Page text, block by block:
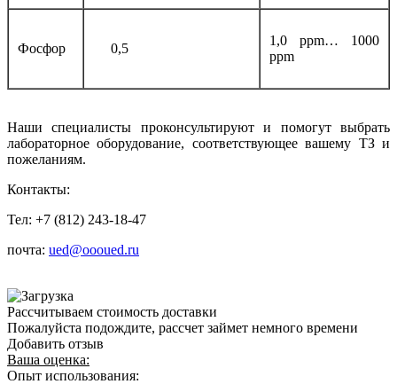
Фосфор 0,5
1,0 ppm… 1000
ppm
Наши специалисты проконсультируют и помогут выбрать
лабораторное оборудование, соответствующее вашему ТЗ и
пожеланиям.
Контакты:
Тел: +7 (812) 243-18-47
почта: ued@oooued.ru
Рассчитываем стоимость доставки
Пожалуйста подождите, рассчет займет немного времени
Добавить отзыв
Ваша оценка:
Опыт использования: